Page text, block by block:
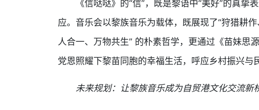
《信哒哒》的“信”，既是黎语中“美好”的真
应。音乐会以黎族音乐为载体，既展现了“狩猎耕
人合一、万物共生” 的朴素哲学，更通过《苗妹思
党恩照耀下黎苗同胞的幸福生活，呼应乡村振兴与
未来规划：让黎族音乐成为自贸港文化交流新